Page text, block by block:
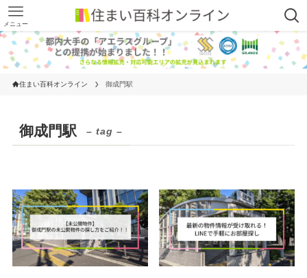
メニュー
住まい百科オンライン 御成門駅
御成門駅 – tag –